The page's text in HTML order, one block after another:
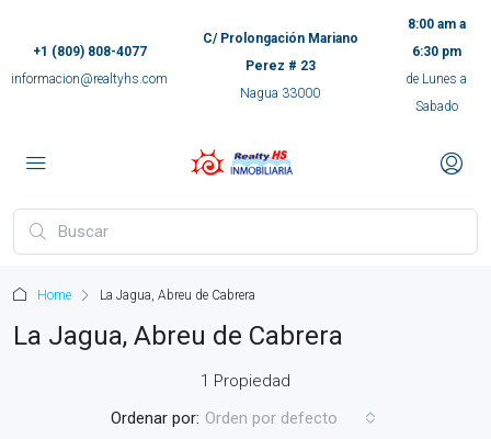
+1 (809) 808-4077
informacion@realtyhs.com
C/ Prolongación Mariano
Perez # 23
Nagua 33000
8:00 am a
6:30 pm
de Lunes a
Sabado
Home La Jagua, Abreu de Cabrera
La Jagua, Abreu de Cabrera
1 Propiedad
Ordenar por: Orden por defecto